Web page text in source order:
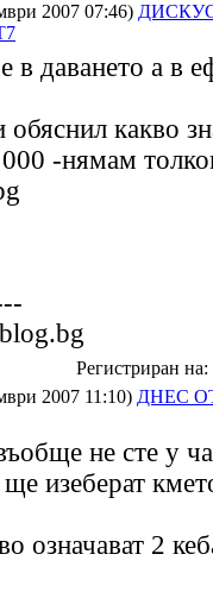
2007 07:46)
даването а в
какво
-нямам
Регистриран
2007 11:10) ДНЕС
не сте у
изеберат
означават 2